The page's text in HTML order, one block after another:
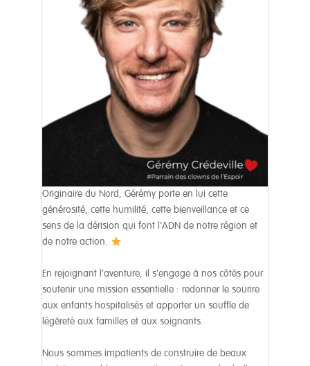
Originaire du Nord, Gérémy porte en lui cette
générosité, cette humilité, cette bienveillance et ce
sens de la dérision qui font l’ADN de notre région et
de notre action.
En rejoignant l’aventure, il s’engage à nos côtés pour
soutenir une mission essentielle : redonner le sourire
aux enfants hospitalisés et apporter un souffle de
légèreté aux familles et aux soignants.
Nous sommes impatients de construire de beaux